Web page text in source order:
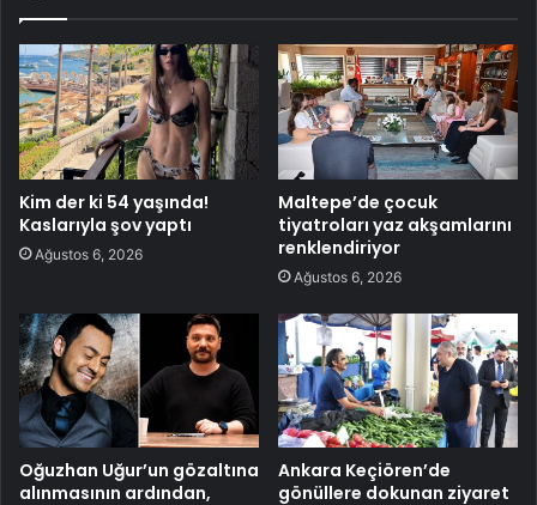
Kim der ki 54 yaşında!
Kaslarıyla şov yaptı
Ağustos 6, 2026
Maltepe’de çocuk
tiyatroları yaz akşamlarını
renklendiriyor
Ağustos 6, 2026
Oğuzhan Uğur’un gözaltına
alınmasının ardından,
Ankara Keçiören’de
gönüllere dokunan ziyaret